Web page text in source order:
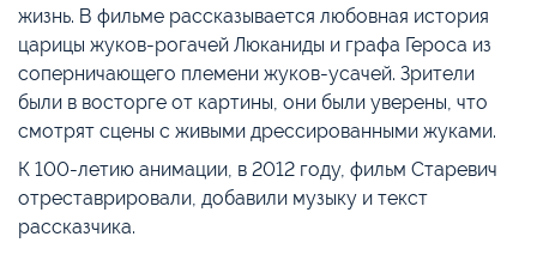
жизнь. В фильме рассказывается любовная история
царицы жуков-рогачей Люканиды и графа Героса из
соперничающего племени жуков-усачей. Зрители
были в восторге от картины, они были уверены, что
смотрят сцены с живыми дрессированными жуками.
К 100-летию анимации, в 2012 году, фильм Старевич
отреставрировали, добавили музыку и текст
рассказчика.